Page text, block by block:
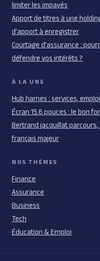
limiter les impayés
Apport de titres à une
d’apport à enregistrer
Courtage d'assurance :
défendre vos intérêts ?
À LA UNE
Hub harnes : services,
Écran 15.6 pouces : le bon
Bertrand jacquillat parcours,
français majeur
NOS THÈMES
Finance
Assurance
Business
Tech
Éducation & Emploi